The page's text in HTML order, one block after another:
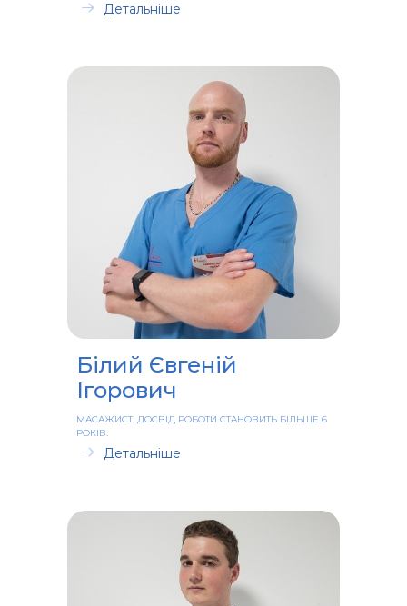
Детальніше
Білий Євгеній
Ігорович
МАСАЖИСТ. ДОСВІД РОБОТИ СТАНОВИТЬ БІЛЬШЕ 6
РОКІВ.
Детальніше